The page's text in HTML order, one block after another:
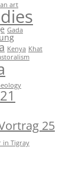
art
Gada
Kenya Khat
25
in Tigray